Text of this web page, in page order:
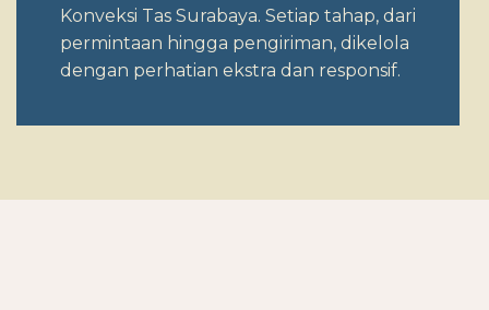
Konveksi Tas Surabaya. Setiap tahap, dari
permintaan hingga pengiriman, dikelola
dengan perhatian ekstra dan responsif.